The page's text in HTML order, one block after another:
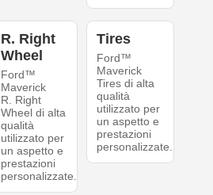
R. Right
Wheel
Ford™
Maverick
R. Right
Wheel di alta
qualità
utilizzato per
un aspetto e
prestazioni
personalizzate.
Tires
Ford™
Maverick
Tires di alta
qualità
utilizzato per
un aspetto e
prestazioni
personalizzate.